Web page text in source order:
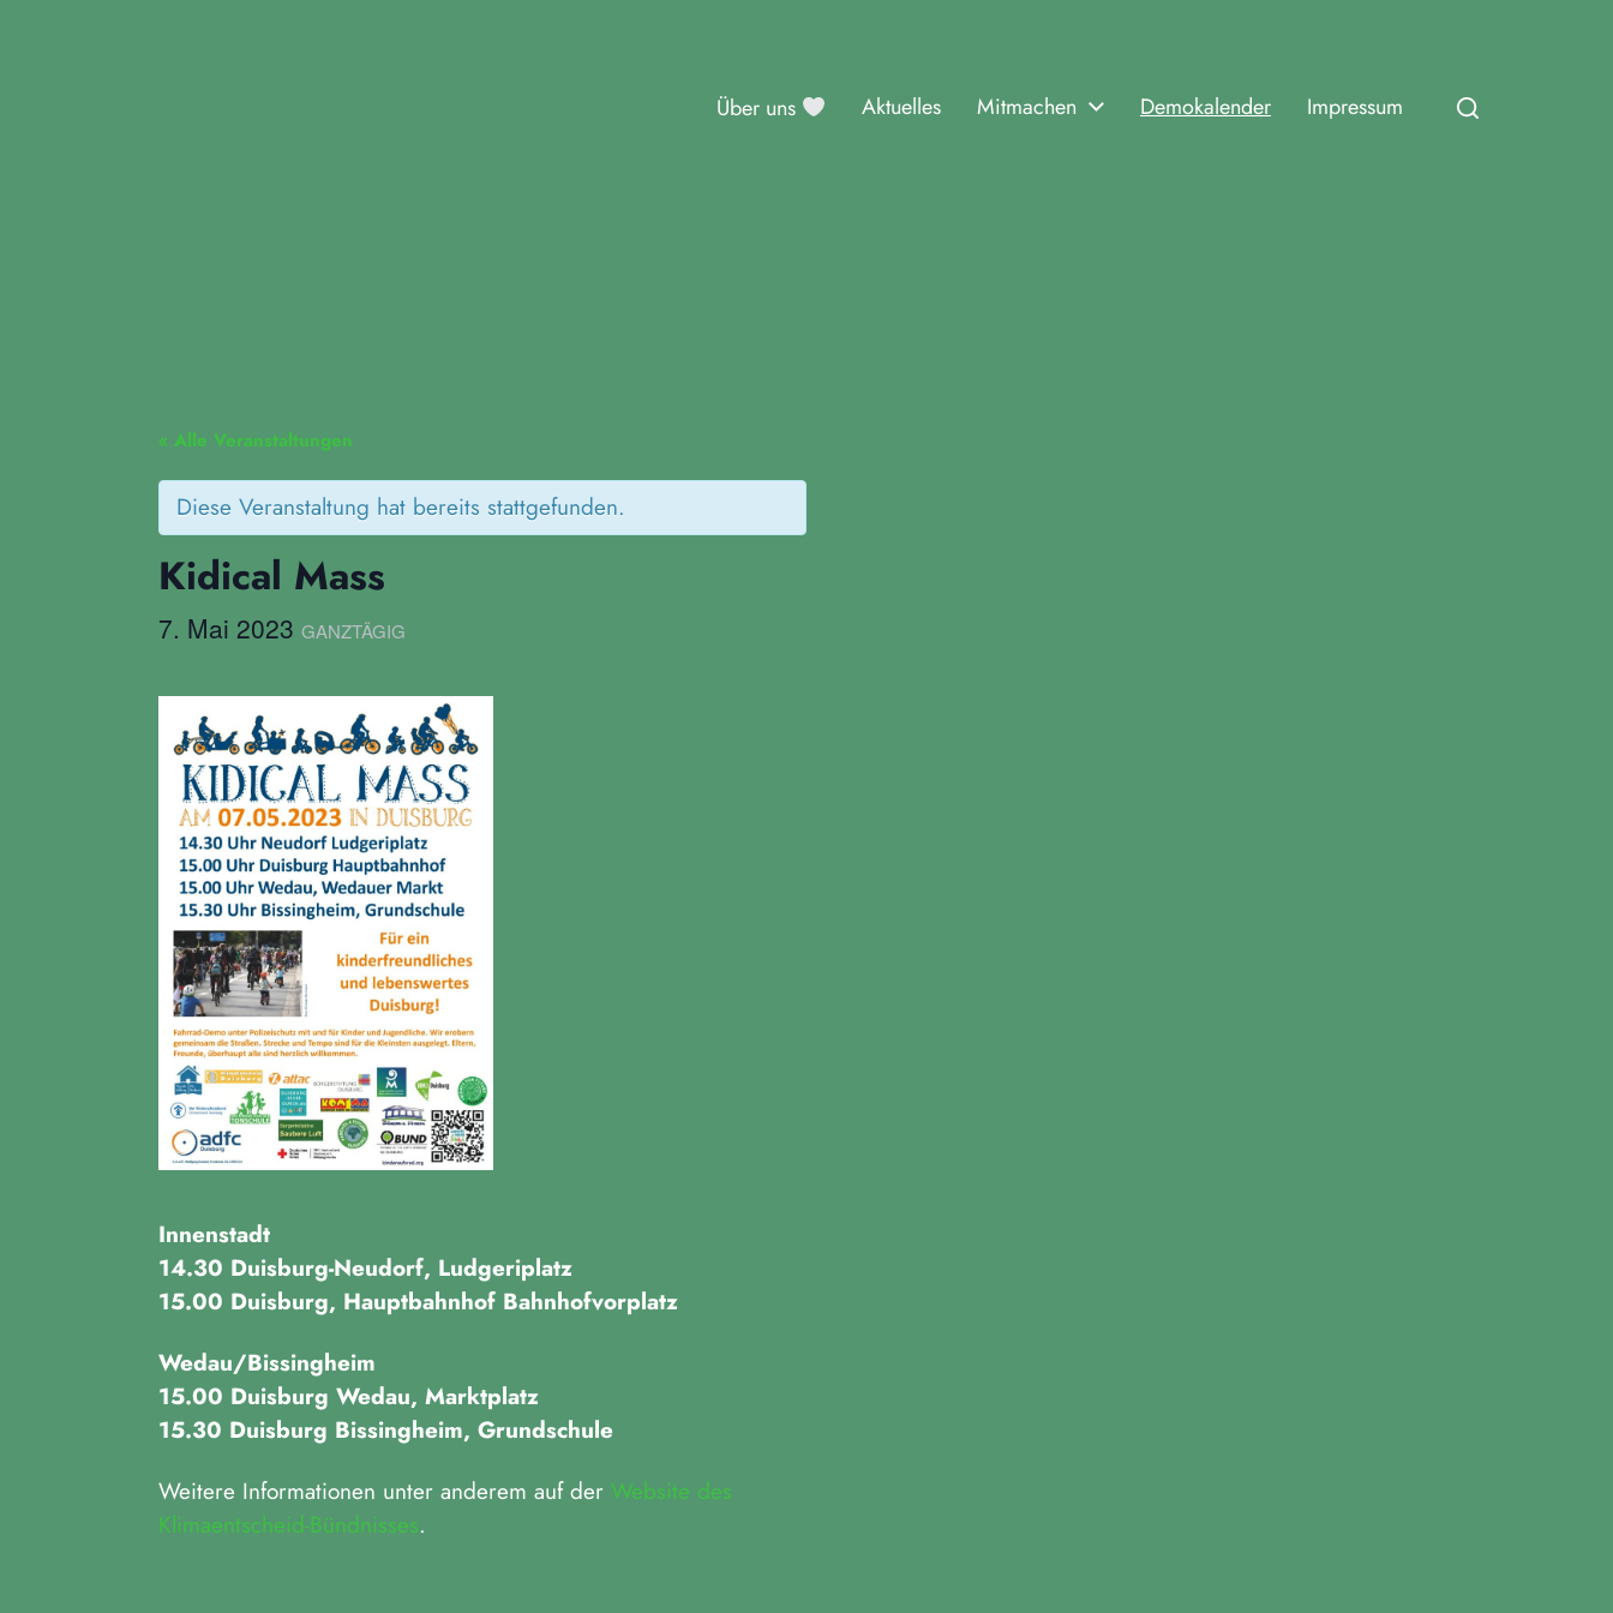
Über uns Aktuelles Mitmachen Demokalender Impressum
« Alle Veranstaltungen
Diese Veranstaltung hat bereits stattgefunden.
Kidical Mass
7. Mai 2023 GANZTÄGIG
Innenstadt
14.30 Duisburg-Neudorf, Ludgeriplatz
15.00 Duisburg, Hauptbahnhof Bahnhofvorplatz
Wedau/Bissingheim
15.00 Duisburg Wedau, Marktplatz
15.30 Duisburg Bissingheim, Grundschule
Weitere Informationen unter anderem auf der Website des
Klimaentscheid-Bündnisses.